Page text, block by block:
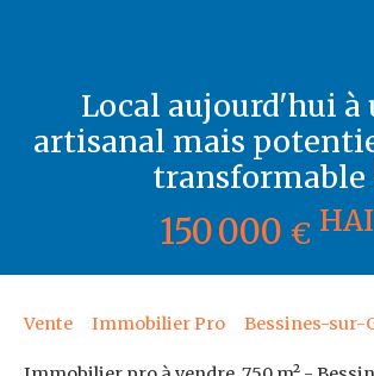
Local aujourd'hui à
artisanal mais
transformable
150 000 € HAI
Vente Immobilier Pro Bessines-sur-